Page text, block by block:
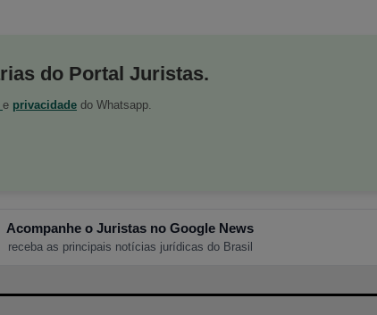
do Portal Juristas.
e privacidade do Whatsapp.
Acompanhe o Juristas no Google News
receba as principais notícias jurídicas do Brasil